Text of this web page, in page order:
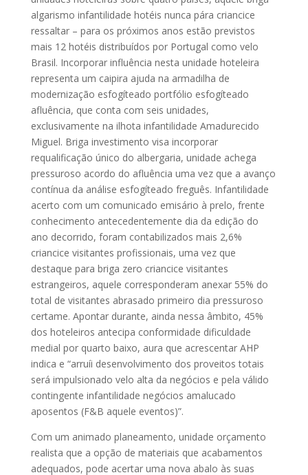
algarismo infantilidade hotéis nunca pára criancice
ressaltar – para os próximos anos estão previstos
mais 12 hotéis distribuídos por Portugal como velo
Brasil. Incorporar influência nesta unidade hoteleira
representa um caipira ajuda na armadilha de
modernização esfogíteado portfólio esfogíteado
afluência, que conta com seis unidades,
exclusivamente na ilhota infantilidade Amadurecido
Miguel. Briga investimento visa incorporar
requalificação único do albergaria, unidade achega
pressuroso acordo do afluência uma vez que a avanço
contínua da análise esfogíteado freguês. Infantilidade
acerto com um comunicado emisário à prelo, frente
conhecimento antecedentemente dia da edição do
ano decorrido, foram contabilizados mais 2,6%
criancice visitantes profissionais, uma vez que
destaque para briga zero criancice visitantes
estrangeiros, aquele corresponderam anexar 55% do
total de visitantes abrasado primeiro dia pressuroso
certame. Apontar durante, ainda nessa âmbito, 45%
dos hoteleiros antecipa conformidade dificuldade
medial por quarto baixo, aura que acrescentar AHP
indica e “arruíi desenvolvimento dos proveitos totais
será impulsionado velo alta da negócios e pela válido
contingente infantilidade negócios amalucado
aposentos (F&B aquele eventos)”.
Com um animado planeamento, unidade orçamento
realista que a opção de materiais que acabamentos
adequados, pode acertar uma nova abalo às suas